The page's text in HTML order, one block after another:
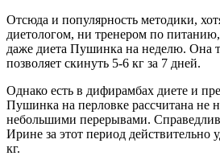
Отсюда и популярность методики,
диетологом, ни тренером по
даже диета Пушинка на неделю. Она
позволяет скинуть 5-6 кг за 7 дней.
Однако есть в дифирамбах диете и
Пушинка на перловке рассчитана не
небольшими перерывами.
Ирине за этот период действительно
кг.